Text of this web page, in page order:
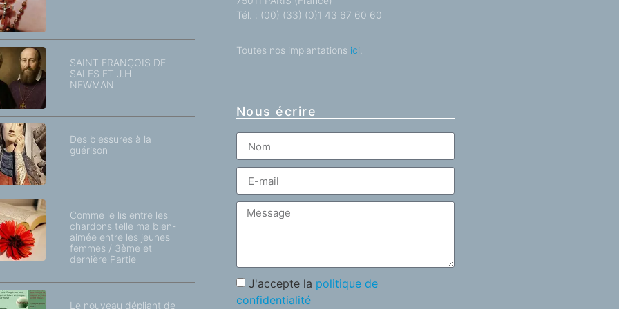
SAINT FRANÇOIS DE
SALES ET J.H
NEWMAN
Des blessures à la
guérison
Comme le lis entre les
chardons telle ma bien-
aimée entre les jeunes
femmes / 3ème et
dernière Partie
Le nouveau dépliant de
Tél. : (00) (33) (0)1 43 67 60 60
Toutes nos implantations ici.
Nous écrire
J'accepte la politique de
confidentialité